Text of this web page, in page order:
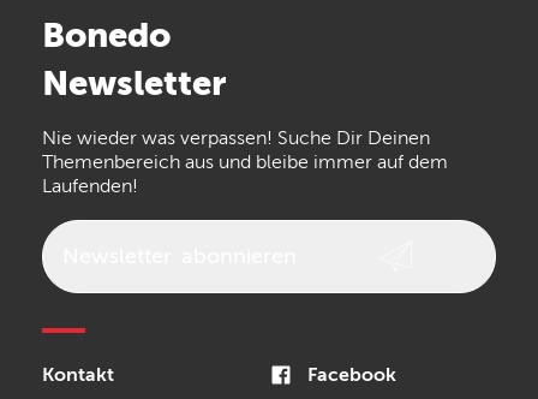
Arturia
the t.bone
Walrus Audio Epiphone
Bonedo
Newsletter
Nie wieder was verpassen! Suche Dir Deinen
Themenbereich aus und bleibe immer auf dem
Laufenden!
Kontakt Facebook